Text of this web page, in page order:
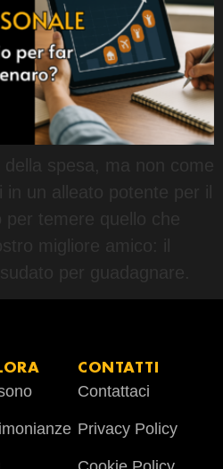
spesa, ma non come
in un alleato potente per il
temere quello che
migliore amico: il
per guadagnare.
CONTATTI
Contattaci
Privacy Policy